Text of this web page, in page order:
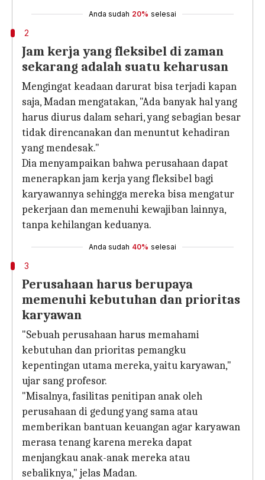
Anda sudah 20% selesai
2
Jam kerja yang fleksibel di zaman
sekarang adalah suatu keharusan
Mengingat keadaan darurat bisa terjadi kapan
saja, Madan mengatakan, "Ada banyak hal yang
harus diurus dalam sehari, yang sebagian besar
tidak direncanakan dan menuntut kehadiran
yang mendesak."
Dia menyampaikan bahwa perusahaan dapat
menerapkan jam kerja yang fleksibel bagi
karyawannya sehingga mereka bisa mengatur
pekerjaan dan memenuhi kewajiban lainnya,
tanpa kehilangan keduanya.
Anda sudah 40% selesai
3
Perusahaan harus berupaya
memenuhi kebutuhan dan prioritas
karyawan
"Sebuah perusahaan harus memahami
kebutuhan dan prioritas pemangku
kepentingan utama mereka, yaitu karyawan,"
ujar sang profesor.
"Misalnya, fasilitas penitipan anak oleh
perusahaan di gedung yang sama atau
memberikan bantuan keuangan agar karyawan
merasa tenang karena mereka dapat
menjangkau anak-anak mereka atau
sebaliknya," jelas Madan.